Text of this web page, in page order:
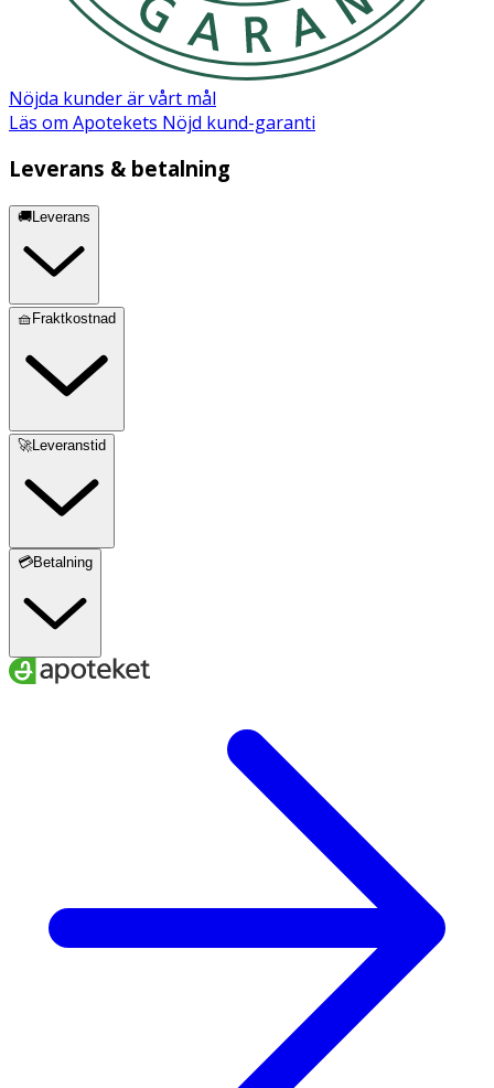
Nöjda kunder är vårt mål
Läs om Apotekets Nöjd kund-garanti
Leverans & betalning
🚚Leverans
🧺Fraktkostnad
🚀Leveranstid
💳Betalning